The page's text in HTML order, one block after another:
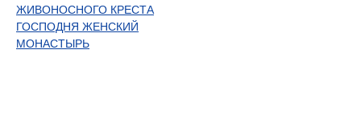
ЖИВОНОСНОГО КРЕСТА
ГОСПОДНЯ ЖЕНСКИЙ
МОНАСТЫРЬ